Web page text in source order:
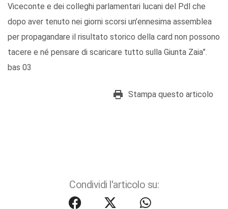
Viceconte e dei colleghi parlamentari lucani del Pdl che
dopo aver tenuto nei giorni scorsi un’ennesima assemblea
per propagandare il risultato storico della card non possono
tacere e né pensare di scaricare tutto sulla Giunta Zaia”.
bas 03
Stampa questo articolo
Condividi l'articolo su: